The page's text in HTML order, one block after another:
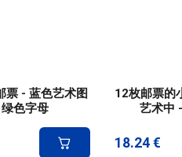
票 - 蓝色艺术图
色字母
12枚邮票的
艺术中
18.24 €